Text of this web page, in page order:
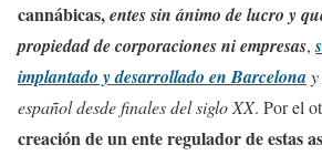
cannábicas,entes sin ánimo de lucro y
propiedad de corporaciones ni empresas,
implantado y desarrollado en Barcelona
español desde finales del siglo XX. Por el
creación de un ente regulador de estas